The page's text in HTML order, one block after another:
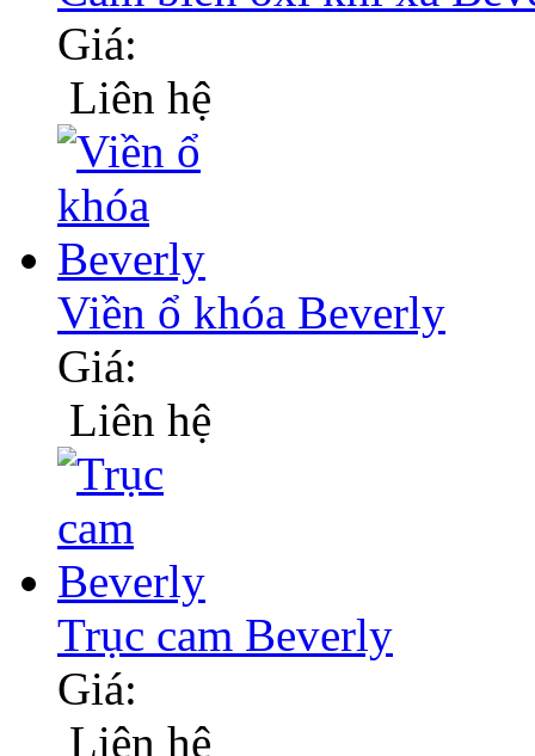
Giá:
Liên hệ
Viền ổ khóa Beverly
Giá:
Liên hệ
Trục cam Beverly
Giá:
Liên hệ